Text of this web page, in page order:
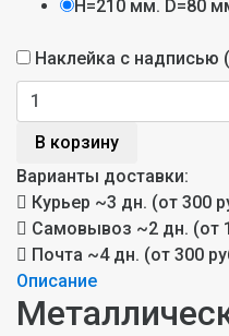
H=210 мм. D=80
Наклейка с надписью
В корзину
Варианты доставки:
Курьер ~3 дн. (от 300
Самовывоз ~2 дн. (от
Почта ~4 дн. (от 300
Описание